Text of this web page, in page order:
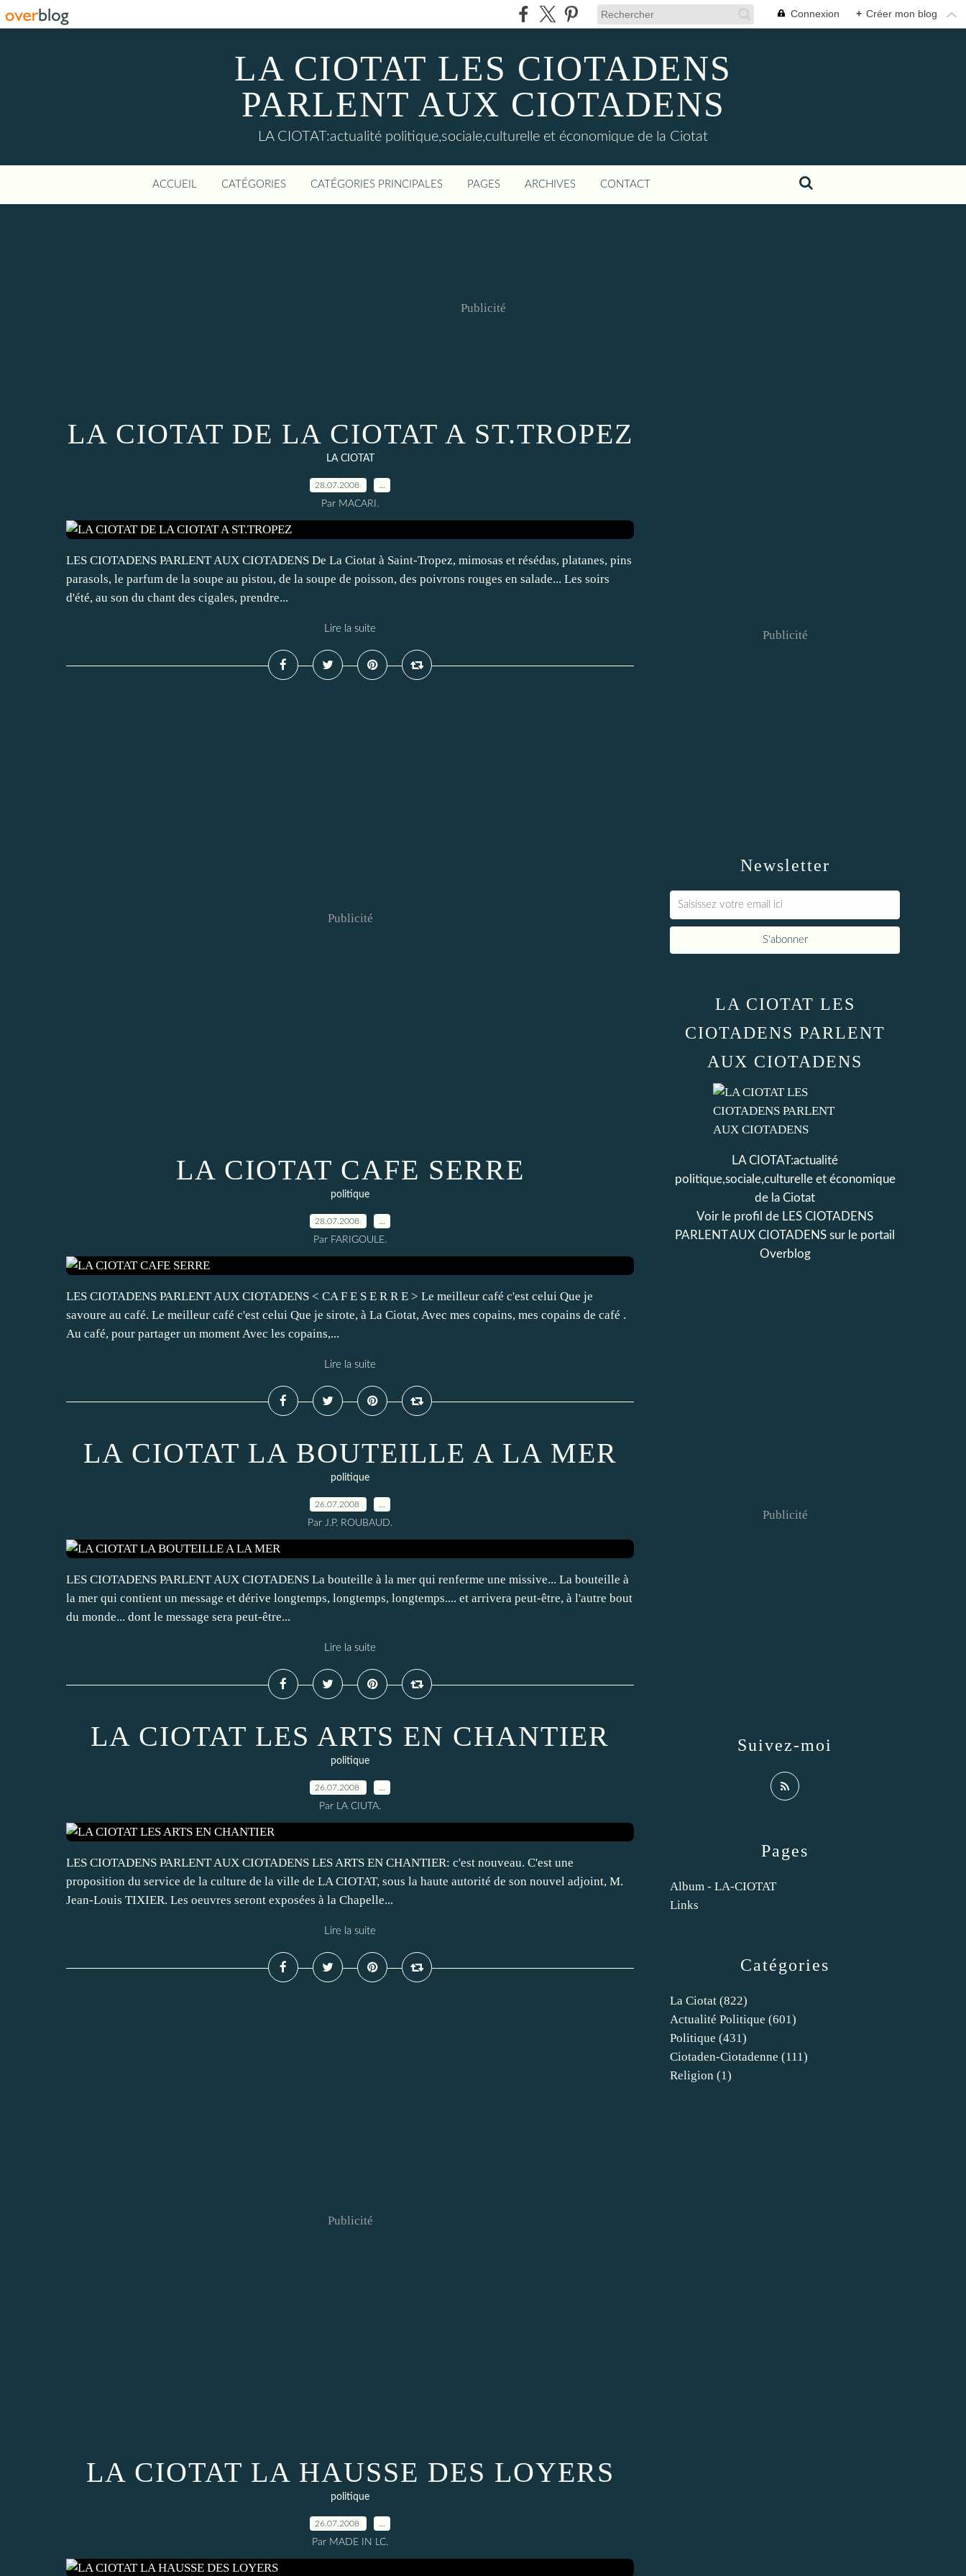
Connexion + Créer mon blog
LA CIOTAT LES CIOTADENS
PARLENT AUX CIOTADENS
LA CIOTAT:actualité politique,sociale,culturelle et économique de la Ciotat
ACCUEIL CATÉGORIES CATÉGORIES PRINCIPALES PAGES ARCHIVES CONTACT
Publicité
LA CIOTAT DE LA CIOTAT A ST.TROPEZ
LA CIOTAT
28.07.2008
Par MACARI.
LES CIOTADENS PARLENT AUX CIOTADENS De La Ciotat à Saint-Tropez, mimosas et résédas, platanes, pins
parasols, le parfum de la soupe au pistou, de la soupe de poisson, des poivrons rouges en salade... Les soirs
d'été, au son du chant des cigales, prendre...
Lire la suite
Publicité
LA CIOTAT CAFE SERRE
politique
28.07.2008
Par FARIGOULE.
LES CIOTADENS PARLENT AUX CIOTADENS < CA F E S E R R E > Le meilleur café c'est celui Que je
savoure au café. Le meilleur café c'est celui Que je sirote, à La Ciotat, Avec mes copains, mes copains de café .
Au café, pour partager un moment Avec les copains,...
Lire la suite
LA CIOTAT LA BOUTEILLE A LA MER
politique
26.07.2008
Par J.P. ROUBAUD.
LES CIOTADENS PARLENT AUX CIOTADENS La bouteille à la mer qui renferme une missive... La bouteille à
la mer qui contient un message et dérive longtemps, longtemps, longtemps.... et arrivera peut-être, à l'autre bout
du monde... dont le message sera peut-être...
Lire la suite
LA CIOTAT LES ARTS EN CHANTIER
politique
26.07.2008
Par LA CIUTA.
LES CIOTADENS PARLENT AUX CIOTADENS LES ARTS EN CHANTIER: c'est nouveau. C'est une
proposition du service de la culture de la ville de LA CIOTAT, sous la haute autorité de son nouvel adjoint, M.
Jean-Louis TIXIER. Les oeuvres seront exposées à la Chapelle...
Lire la suite
Publicité
LA CIOTAT LA HAUSSE DES LOYERS
politique
26.07.2008
Par MADE IN LC.
Newsletter
Publicité
Catégories
La Ciotat (822)
Actualité Politique (601)
Politique (431)
Ciotaden-Ciotadenne (111)
Religion (1)
Pages
Album - LA-CIOTAT
Links
LA CIOTAT LES
CIOTADENS PARLENT
AUX CIOTADENS
LA CIOTAT:actualité
politique,sociale,culturelle et économique
de la Ciotat
Voir le profil de LES CIOTADENS
PARLENT AUX CIOTADENS sur le portail
Overblog
Suivez-moi
Publicité